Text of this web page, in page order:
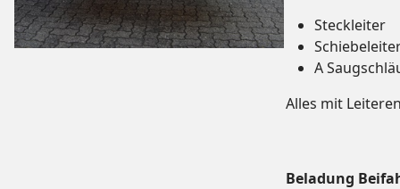
Steckleiter
A
Alles mit
Beladung